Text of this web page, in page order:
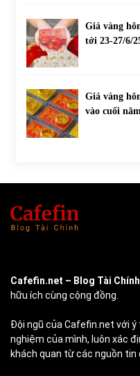
Giá vàng
tới 23-27/6/
Giá vàng
vào cuối năm
Cafefin.net – Blog Tài Chính
hữu ích cùng cộng đồng.
Đội ngũ của Cafefin.net với
nghiệm của mình, luôn xác
khách quan từ các nguồn tin